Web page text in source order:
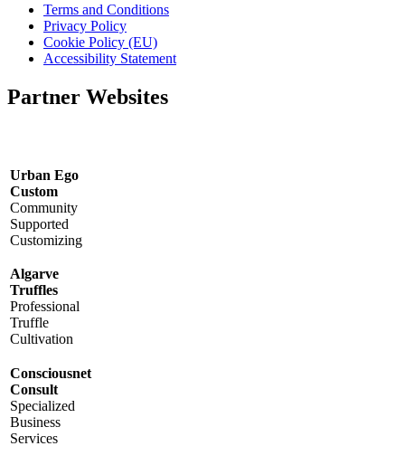
Terms and Conditions
Privacy Policy
Cookie Policy (EU)
Accessibility Statement
Partner Websites
Urban Ego
Custom
Community
Supported
Customizing
Algarve
Truffles
Professional
Truffle
Cultivation
Consciousnet
Consult
Specialized
Business
Services